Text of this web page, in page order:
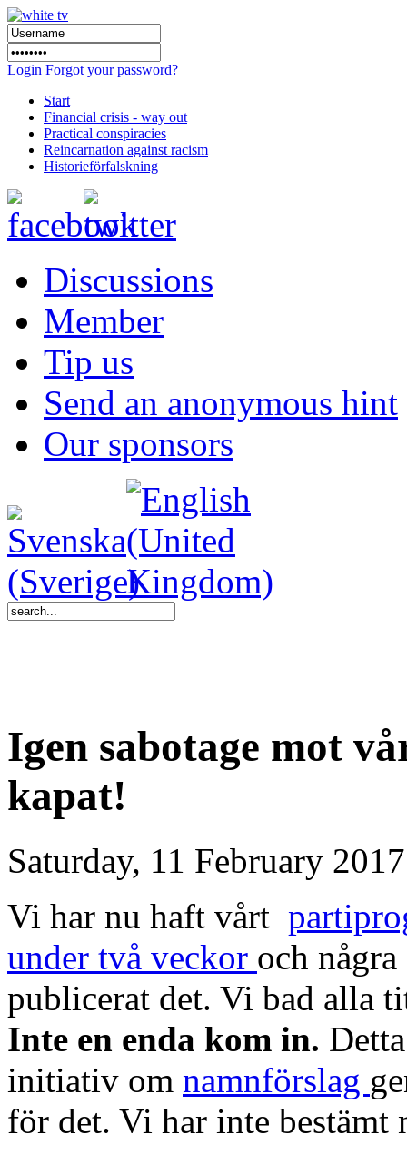
Login Forgot your password?
Start
Financial crisis - way out
Practical conspiracies
Reincarnation against racism
Historieförfalskning
Discussions
Member
Tip us
Send an anonymous hint
Our sponsors
Igen sabotage mot
kapat!
Saturday, 11 February
Vi har nu haft vårt
under två veckor och
publicerat det. Vi bad alla
Inte en enda kom in.
initiativ om namnförslag
för det. Vi har inte bestämt